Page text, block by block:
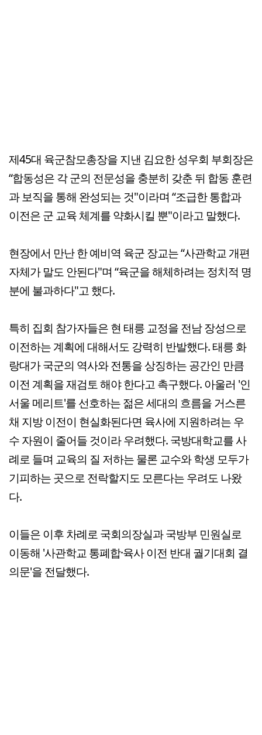
제45대 육군참모총장을 지낸 김요한 성우회 부회장은
“합동성은 각 군의 전문성을 충분히 갖춘 뒤 합동 훈련
과 보직을 통해 완성되는 것"이라며 “조급한 통합과
이전은 군 교육 체계를 약화시킬 뿐"이라고 말했다.
현장에서 만난 한 예비역 육군 장교는 “사관학교 개편
자체가 말도 안된다"며 “육군을 해체하려는 정치적 명
분에 불과하다"고 했다.
특히 집회 참가자들은 현 태릉 교정을 전남 장성으로
이전하는 계획에 대해서도 강력히 반발했다. 태릉 화
랑대가 국군의 역사와 전통을 상징하는 공간인 만큼
이전 계획을 재검토 해야 한다고 촉구했다. 아울러 '인
서울 메리트'를 선호하는 젊은 세대의 흐름을 거스른
채 지방 이전이 현실화된다면 육사에 지원하려는 우
수 자원이 줄어들 것이라 우려했다. 국방대학교를 사
례로 들며 교육의 질 저하는 물론 교수와 학생 모두가
기피하는 곳으로 전락할지도 모른다는 우려도 나왔
다.
이들은 이후 차례로 국회의장실과 국방부 민원실로
이동해 '사관학교 통폐합·육사 이전 반대 궐기대회 결
의문'을 전달했다.